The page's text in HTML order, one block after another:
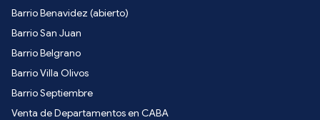
Barrio Benavidez (abierto)
Barrio San Juan
Barrio Belgrano
Barrio Villa Olivos
Barrio Septiembre
Venta de Departamentos en CABA